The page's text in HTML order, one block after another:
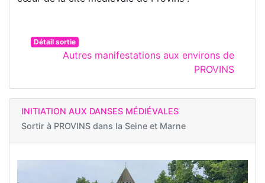
Détail sortie
Autres manifestations aux environs de
PROVINS
INITIATION AUX DANSES MÉDIÉVALES
Sortir à PROVINS dans la Seine et Marne